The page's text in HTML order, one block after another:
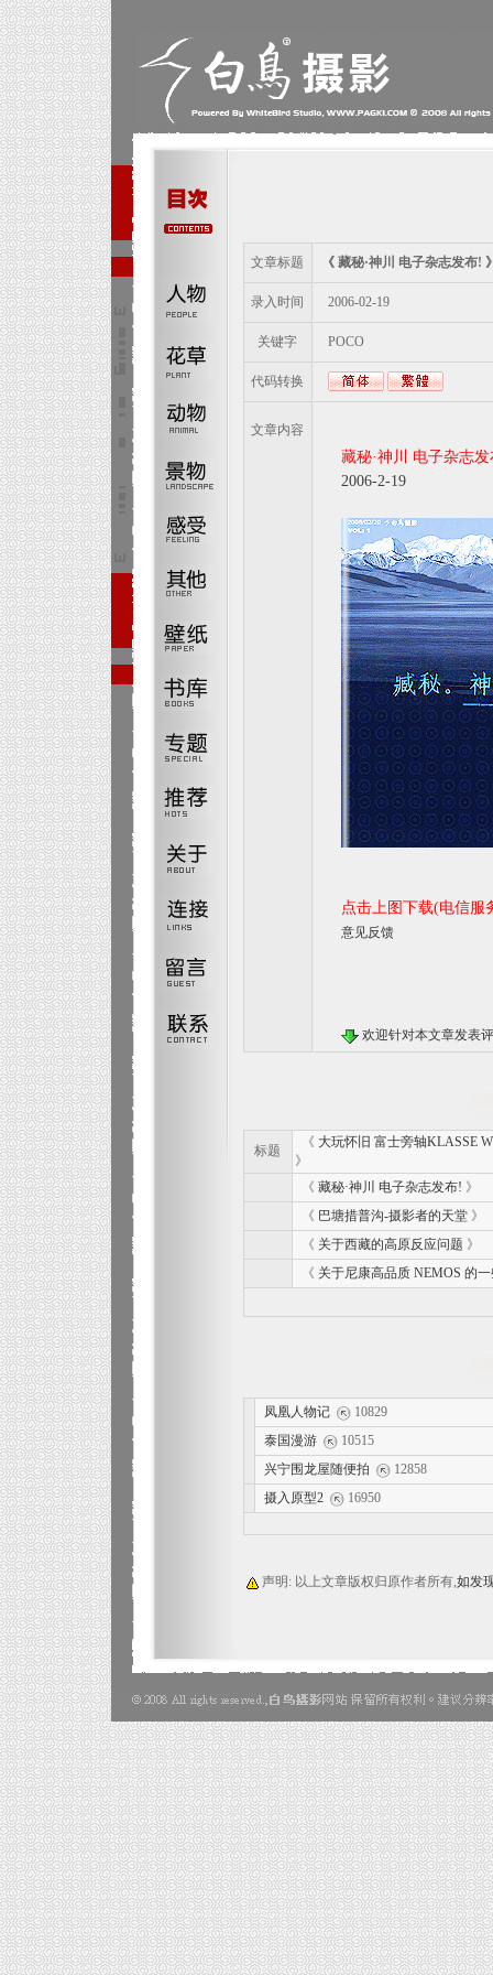
文章标题 《 藏秘·神川 电子杂志发布!
录入时间 2006-02-19
关键字 POCO
代码转换
文章内容
藏秘·神川 电子杂志
2006-2-19
点击上图下载(电信服
意见反馈
欢迎针对本文章发表
标题
《 大玩怀旧 富士旁轴KLASSE
》
《 藏秘·神川 电子杂志发布! 》
《 巴塘措普沟-摄影者的天堂》
《 关于西藏的高原反应问题 》
《 关于尼康高品质 NEMOS 的
凤凰人物记
10829
泰国漫游
10515
兴宁围龙屋随便拍
12858
摄入原型2
16950
声明: 以上文章版权归原作者所有,如发